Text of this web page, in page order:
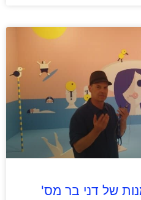
של דני בר מס'